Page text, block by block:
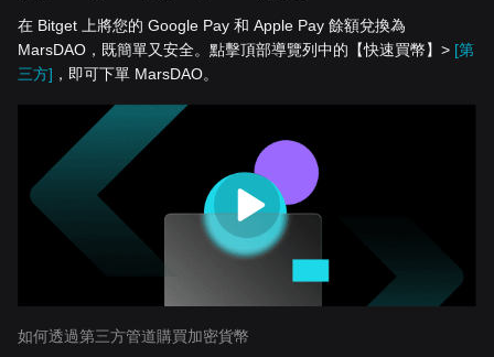
在 Bitget 上將您的 Google Pay 和 Apple Pay 餘額兌換為
MarsDAO，既簡單又安全。點擊頂部導覽列中的【快速買幣】> [第
三方] ，即可下單 MarsDAO。
如何透過第三方管道購買加密貨幣